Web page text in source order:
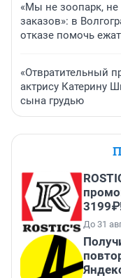
«Мы не зоопарк, не
заказов»: в
отказе помочь
«Отвратительный
актрису Катерину
сына грудью
До 31